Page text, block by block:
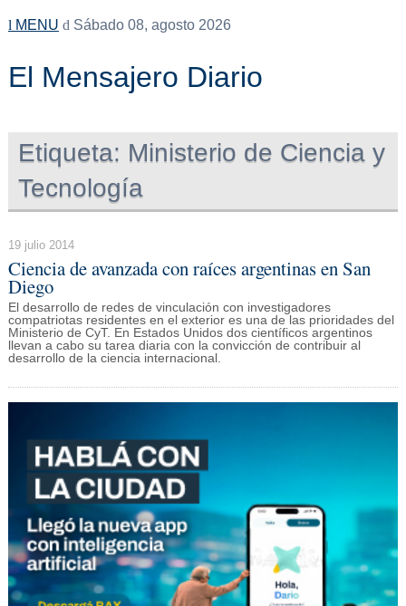
MENU Sábado 08, agosto 2026
El Mensajero Diario
Etiqueta: Ministerio de Ciencia y
Tecnología
19 julio 2014
Ciencia de avanzada con raíces argentinas en San
Diego
El desarrollo de redes de vinculación con investigadores
compatriotas residentes en el exterior es una de las prioridades del
Ministerio de CyT. En Estados Unidos dos científicos argentinos
llevan a cabo su tarea diaria con la convicción de contribuir al
desarrollo de la ciencia internacional.